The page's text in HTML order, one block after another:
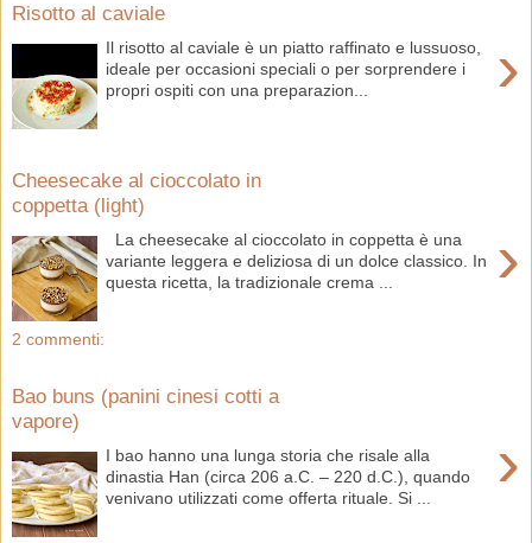
Risotto al caviale
›
Il risotto al caviale è un piatto raffinato e lussuoso,
ideale per occasioni speciali o per sorprendere i
propri ospiti con una preparazion...
Cheesecake al cioccolato in
coppetta (light)
›
La cheesecake al cioccolato in coppetta è una
variante leggera e deliziosa di un dolce classico. In
questa ricetta, la tradizionale crema ...
2 commenti:
Bao buns (panini cinesi cotti a
vapore)
›
I bao hanno una lunga storia che risale alla
dinastia Han (circa 206 a.C. – 220 d.C.), quando
venivano utilizzati come offerta rituale. Si ...